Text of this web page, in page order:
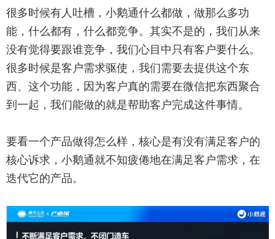
很多时候有人吐槽，小鹅通什么都做，做那么多功
能，什么都有，什么都竞争。其实不是的，我们从来
没有觉得要跟谁竞争，我们心目中只有客户要什么。
很多时候是客户需求驱使，我们需要去提供这个东
西、这个功能，因为客户真的需要在微信把东西聚合
到一起，我们能做的就是帮助客户完成这件事情。
要看一个产品做得怎么样，核心是有没有满足客户的
核心诉求，小鹅通就不知疲倦地在满足客户需求，在
迭代它的产品。